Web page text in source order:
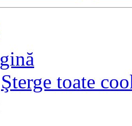
Şterge toate